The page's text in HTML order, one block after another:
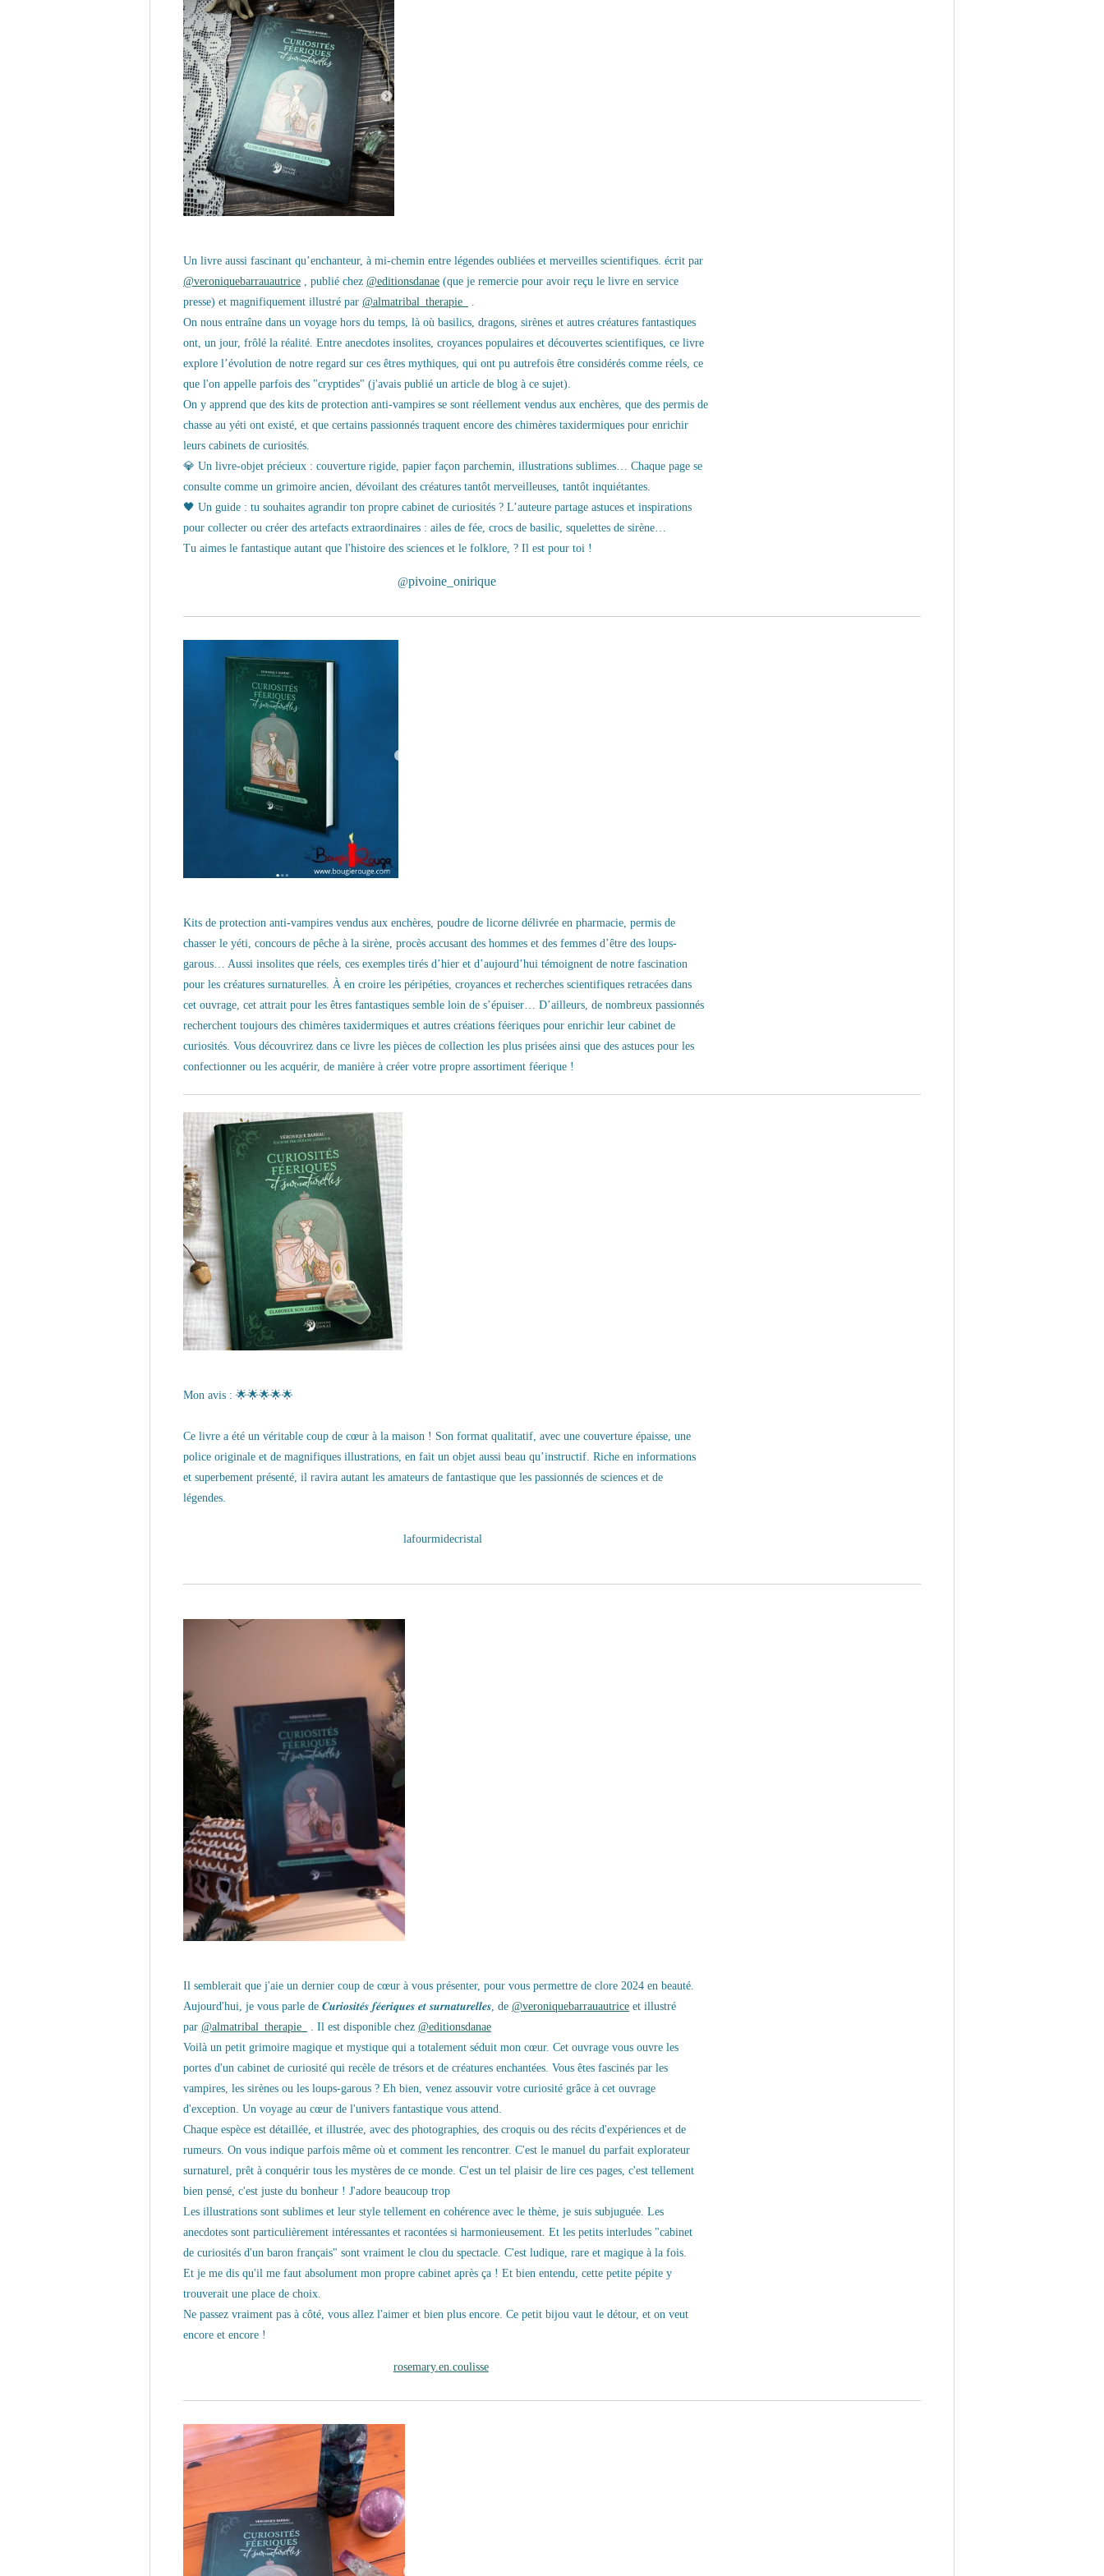
Un livre aussi fascinant qu’enchanteur, à mi-chemin entre légendes oubliées et merveilles scientifiques. écrit par
@veroniquebarrauautrice , publié chez @editionsdanae (que je remercie pour avoir reçu le livre en service
presse) et magnifiquement illustré par @almatribal_therapie_
.
On nous entraîne dans un voyage hors du temps, là où basilics, dragons, sirènes et autres créatures fantastiques
ont, un jour, frôlé la réalité. Entre anecdotes insolites, croyances populaires et découvertes scientifiques, ce livre
explore l’évolution de notre regard sur ces êtres mythiques, qui ont pu autrefois être considérés comme réels, ce
que l'on appelle parfois des "cryptides" (j'avais publié un article de blog à ce sujet).
On y apprend que des kits de protection anti-vampires se sont réellement vendus aux enchères, que des permis de
chasse au yéti ont existé, et que certains passionnés traquent encore des chimères taxidermiques pour enrichir
leurs cabinets de curiosités.
💎 Un livre-objet précieux : couverture rigide, papier façon parchemin, illustrations sublimes… Chaque page se
consulte comme un grimoire ancien, dévoilant des créatures tantôt merveilleuses, tantôt inquiétantes.
🖤 Un guide : tu souhaites agrandir ton propre cabinet de curiosités ? L’auteure partage astuces et inspirations
pour collecter ou créer des artefacts extraordinaires : ailes de fée, crocs de basilic, squelettes de sirène…
Tu aimes le fantastique autant que l'histoire des sciences et le folklore, ? Il est pour toi !
@pivoine_onirique
Kits de protection anti-vampires vendus aux enchères, poudre de licorne délivrée en pharmacie, permis de
chasser le yéti, concours de pêche à la sirène, procès accusant des hommes et des femmes d’être des loups-
garous… Aussi insolites que réels, ces exemples tirés d’hier et d’aujourd’hui témoignent de notre fascination
pour les créatures surnaturelles. À en croire les péripéties, croyances et recherches scientifiques retracées dans
cet ouvrage, cet attrait pour les êtres fantastiques semble loin de s’épuiser… D’ailleurs, de nombreux passionnés
recherchent toujours des chimères taxidermiques et autres créations féeriques pour enrichir leur cabinet de
curiosités. Vous découvrirez dans ce livre les pièces de collection les plus prisées ainsi que des astuces pour les
confectionner ou les acquérir, de manière à créer votre propre assortiment féerique !
Mon avis : 🌟🌟🌟🌟🌟
Ce livre a été un véritable coup de cœur à la maison ! Son format qualitatif, avec une couverture épaisse, une
police originale et de magnifiques illustrations, en fait un objet aussi beau qu’instructif. Riche en informations
et superbement présenté, il ravira autant les amateurs de fantastique que les passionnés de sciences et de
légendes.
lafourmidecristal
Il semblerait que j'aie un dernier coup de cœur à vous présenter, pour vous permettre de clore 2024 en beauté.
Aujourd'hui, je vous parle de 𝑪𝒖𝒓𝒊𝒐𝒔𝒊𝒕𝒆́𝒔 𝒇𝒆́𝒆𝒓𝒊𝒒𝒖𝒆𝒔 𝒆𝒕 𝒔𝒖𝒓𝒏𝒂𝒕𝒖𝒓𝒆𝒍𝒍𝒆𝒔, de @veroniquebarrauautrice et illustré
par @almatribal_therapie_ . Il est disponible chez @editionsdanae
Voilà un petit grimoire magique et mystique qui a totalement séduit mon cœur. Cet ouvrage vous ouvre les
portes d'un cabinet de curiosité qui recèle de trésors et de créatures enchantées. Vous êtes fascinés par les
vampires, les sirènes ou les loups-garous ? Eh bien, venez assouvir votre curiosité grâce à cet ouvrage
d'exception. Un voyage au cœur de l'univers fantastique vous attend.
Chaque espèce est détaillée, et illustrée, avec des photographies, des croquis ou des récits d'expériences et de
rumeurs. On vous indique parfois même où et comment les rencontrer. C'est le manuel du parfait explorateur
surnaturel, prêt à conquérir tous les mystères de ce monde. C'est un tel plaisir de lire ces pages, c'est tellement
bien pensé, c'est juste du bonheur ! J'adore beaucoup trop
Les illustrations sont sublimes et leur style tellement en cohérence avec le thème, je suis subjuguée. Les
anecdotes sont particulièrement intéressantes et racontées si harmonieusement. Et les petits interludes "cabinet
de curiosités d'un baron français" sont vraiment le clou du spectacle. C'est ludique, rare et magique à la fois.
Et je me dis qu'il me faut absolument mon propre cabinet après ça ! Et bien entendu, cette petite pépite y
trouverait une place de choix.
Ne passez vraiment pas à côté, vous allez l'aimer et bien plus encore. Ce petit bijou vaut le détour, et on veut
encore et encore !
rosemary.en.coulisse